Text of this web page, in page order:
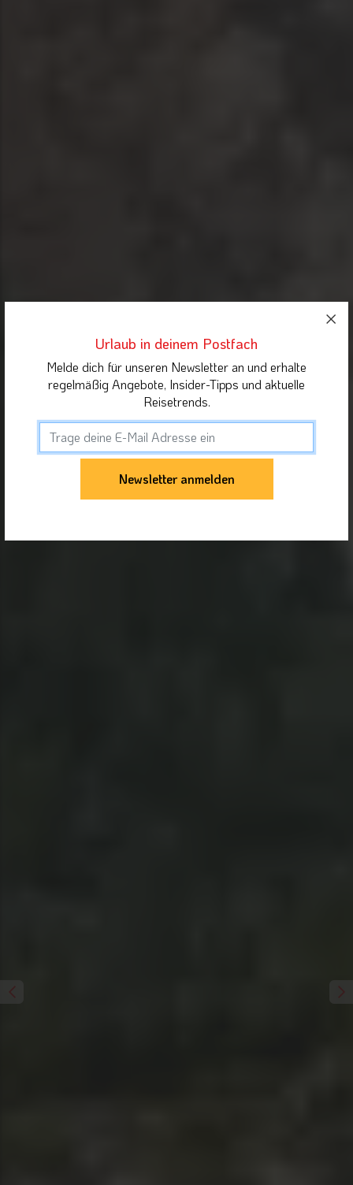
Urlaub in deinem Postfach
Melde dich für unseren Newsletter an und erhalte
regelmäßig Angebote, Insider-Tipps und aktuelle
Reisetrends.